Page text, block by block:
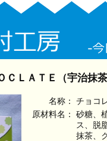
ＬＡＴＥ（宇治抹
名称：
チョコ
原材料名：
砂糖、
ス、脱
抹茶、